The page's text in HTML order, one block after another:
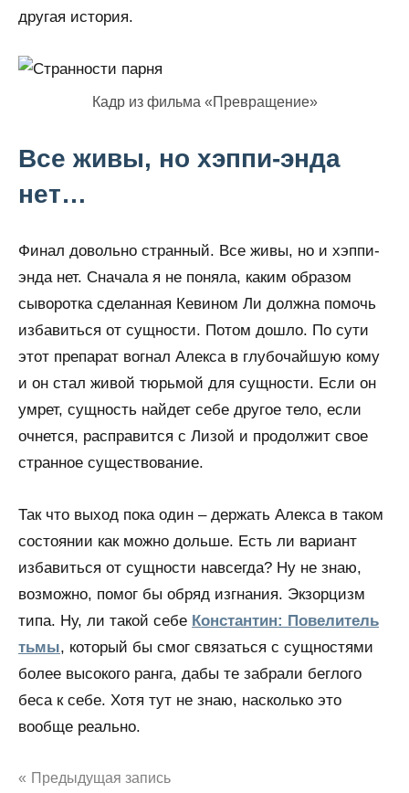
другая история.
Кадр из фильма «Превращение»
Все живы, но хэппи-энда
нет…
Финал довольно странный. Все живы, но и хэппи-
энда нет. Сначала я не поняла, каким образом
сыворотка сделанная Кевином Ли должна помочь
избавиться от сущности. Потом дошло. По сути
этот препарат вогнал Алекса в глубочайшую кому
и он стал живой тюрьмой для сущности. Если он
умрет, сущность найдет себе другое тело, если
очнется, расправится с Лизой и продолжит свое
странное существование.
Так что выход пока один – держать Алекса в таком
состоянии как можно дольше. Есть ли вариант
избавиться от сущности навсегда? Ну не знаю,
возможно, помог бы обряд изгнания. Экзорцизм
типа. Ну, ли такой себе Константин: Повелитель
тьмы, который бы смог связаться с сущностями
более высокого ранга, дабы те забрали беглого
беса к себе. Хотя тут не знаю, насколько это
вообще реально.
Предыдущая запись